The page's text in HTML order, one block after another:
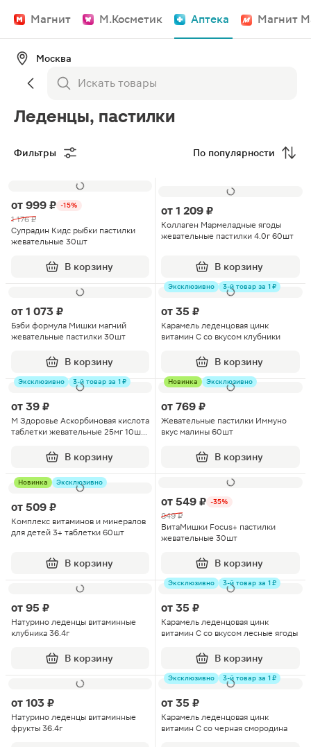
Магнит М.Косметик Аптека Магнит
Москва
Леденцы, пастилки
Фильтры По популярности
от 999 ₽ -15%
1 176 ₽
Супрадин Кидс рыбки пастилки
жевательные 30шт
В корзину
от 1 209 ₽
Коллаген Мармеладные ягоды
жевательные пастилки 4.0г 60шт
В корзину
от 1 073 ₽
Бэби формула Мишки магний
жевательные пастилки 30шт
В корзину
Эксклюзивно 3-й товар за 1 ₽
от 35 ₽
Карамель леденцовая цинк
витамин С со вкусом клубники
В корзину
Эксклюзивно 3-й товар за 1 ₽
от 39 ₽
М Здоровье Аскорбиновая кислота
таблетки жевательные 25мг 10шт
В корзину
Новинка Эксклюзивно
от 769 ₽
Жевательные пастилки Иммуно
вкус малины 60шт
В корзину
Новинка Эксклюзивно
от 509 ₽
Комплекс витаминов и минералов
для детей 3+ таблетки 60шт
В корзину
от 549 ₽ -35%
849 ₽
ВитаМишки Focus+ пастилки
жевательные 30шт
В корзину
от 95 ₽
Натурино леденцы витаминные
клубника 36.4г
В корзину
Эксклюзивно 3-й товар за 1 ₽
от 35 ₽
Карамель леденцовая цинк
витамин С со вкусом лесные ягоды
В корзину
от 103 ₽
Натурино леденцы витаминные
фрукты 36.4г
Эксклюзивно 3-й товар за 1 ₽
от 35 ₽
Карамель леденцовая цинк
витамин С со черная смородина